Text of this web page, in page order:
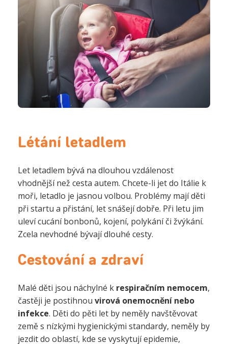
Létání letadlem
Let letadlem bývá na dlouhou vzdálenost
vhodnější než cesta autem. Chcete-li jet do Itálie k
moři, letadlo je jasnou volbou. Problémy mají děti
při startu a přistání, let snášejí dobře. Při letu jim
uleví cucání bonbonů, kojení, polykání či žvýkání.
Zcela nevhodné bývají dlouhé cesty.
Cestování a zdraví
Malé děti jsou náchylné k respiračním nemocem,
častěji je postihnou virová onemocnění nebo
infekce. Děti do pěti let by neměly navštěvovat
země s nízkými hygienickými standardy, neměly by
jezdit do oblastí, kde se vyskytují epidemie,